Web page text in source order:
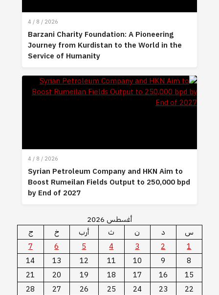
4 / 8 / 2026
Barzani Charity Foundation: A Pioneering
Journey from Kurdistan to the World in the
Service of Humanity
4 / 8 / 2026
Syrian Petroleum Company and HKN Aim to
Boost Rumeilan Fields Output to 250,000 bpd
by End of 2027
أغسطس 2026
س
د ن ث أرب خ
ج
1
2
3
4
5
6
7
8
9
10
11
12
13
14
15
16
17
18
19
20
21
22
23
24
25
26
27
28